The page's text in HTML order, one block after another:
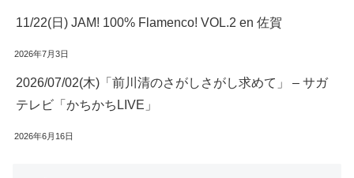
11/22(日) JAM! 100% Flamenco! VOL.2 en 佐賀
2026年7月3日
2026/07/02(木)「前川清のさがしさがし求めて」 – サガ
テレビ「かちかちLIVE」
2026年6月16日